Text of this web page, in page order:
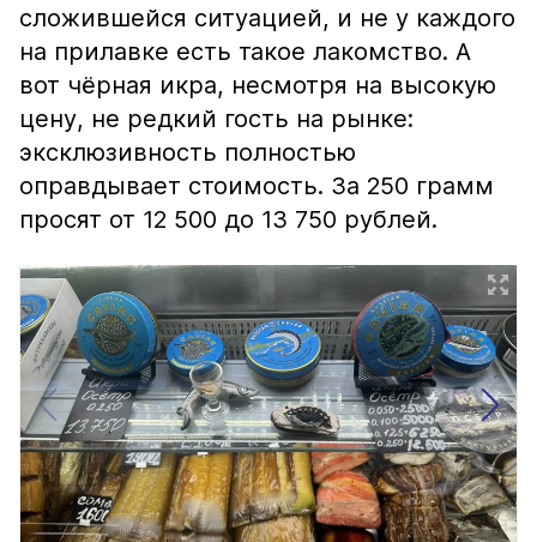
сложившейся ситуацией, и не у каждого
на прилавке есть такое лакомство. А
вот чёрная икра, несмотря на высокую
цену, не редкий гость на рынке:
эксклюзивность полностью
оправдывает стоимость. За 250 грамм
просят от 12 500 до 13 750 рублей.